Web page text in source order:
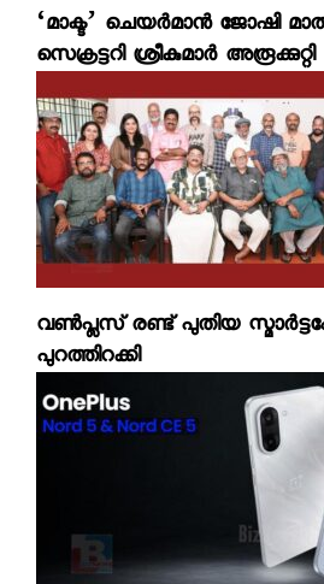
‘മാക്ട’ ചെയര്‍മാന്‍ ജോഷി
സെക്രട്ടറി ശ്രീകുമാര്‍ അരൂക്കുറ്റി
വണ്‍പ്ലസ് രണ്ട് പുതിയ
പുറത്തിറക്കി